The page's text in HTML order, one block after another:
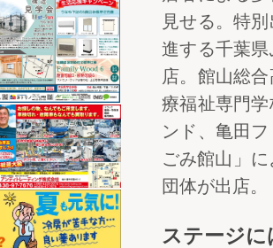
見せる。特
進する千葉
店。館山総
療福祉専門
ンド、亀田
ごみ館山」
団体が出店。
ステージ